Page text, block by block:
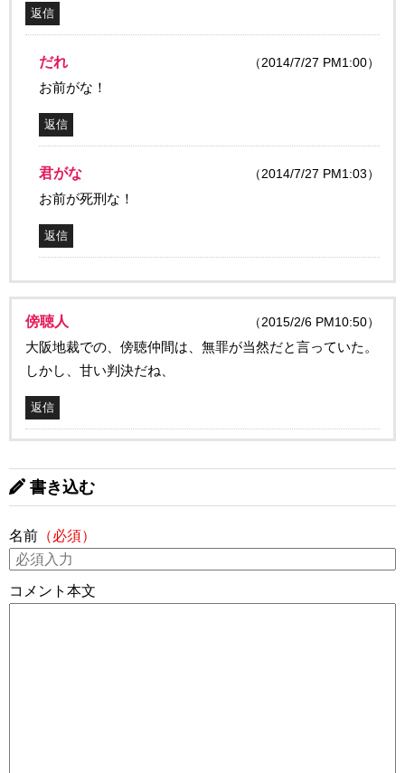
返信
だれ （2014/7/27 PM1:00）
お前がな！
返信
君がな （2014/7/27 PM1:03）
お前が死刑な！
返信
傍聴人 （2015/2/6 PM10:50）
大阪地裁での、傍聴仲間は、無罪が当然だと言っていた。
しかし、甘い判決だね、
返信
書き込む
名前 （必須）
コメント本文